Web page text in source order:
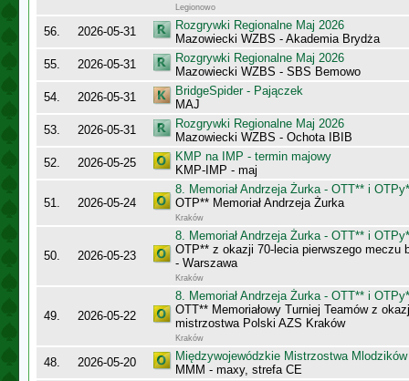
Legionowo
56. 2026-05-31
Rozgrywki Regionalne Maj 2026
Mazowiecki WZBS - Akademia Brydża
55.
2026-05-31
Rozgrywki Regionalne Maj 2026
Mazowiecki WZBS - SBS Bemowo
54.
2026-05-31
BridgeSpider - Pajączek
MAJ
53.
2026-05-31
Rozgrywki Regionalne Maj 2026
Mazowiecki WZBS - Ochota IBIB
52.
2026-05-25
KMP na IMP - termin majowy
KMP-IMP - maj
51. 2026-05-24
8. Memoriał Andrzeja Żurka - OTT** i
OTP** Memoriał Andrzeja Żurka
Kraków
50. 2026-05-23
8. Memoriał Andrzeja Żurka - OTT** i
OTP** z okazji 70-lecia pierwszego meczu
- Warszawa
Kraków
49. 2026-05-22
8. Memoriał Andrzeja Żurka - OTT** i
OTT** Memoriałowy Turniej Teamów z
mistrzostwa Polski AZS Kraków
Kraków
48. 2026-05-20
Międzywojewódzkie Mistrzostwa Mlodzików
MMM - maxy, strefa CE